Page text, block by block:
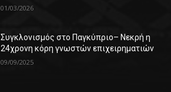
01/03/2026
Συγκλονισμός στο Παγκύπριο– Νεκρή η
24χρονη κόρη γνωστών επιχειρηματιών
09/09/2025